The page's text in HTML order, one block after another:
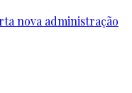
nova administração